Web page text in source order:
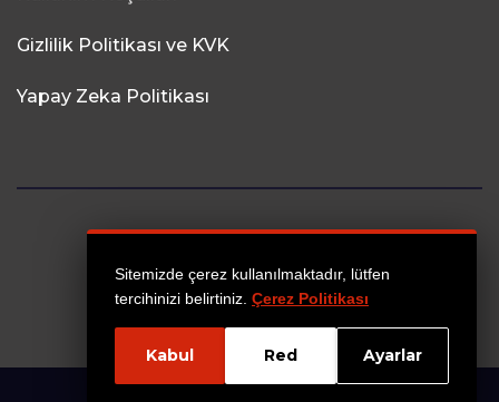
Sitemizde çerez kullanılmaktadır, lütfen
tercihinizi belirtiniz. Çerez Politikası
Kabul Red Ayarlar
Gizlilik Politikası ve KVK
Yapay Zeka Politikası